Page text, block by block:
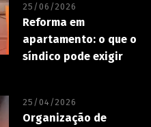
25/06/2026
Reforma em
apartamento: o que o
síndico pode exigir
25/04/2026
Organização de